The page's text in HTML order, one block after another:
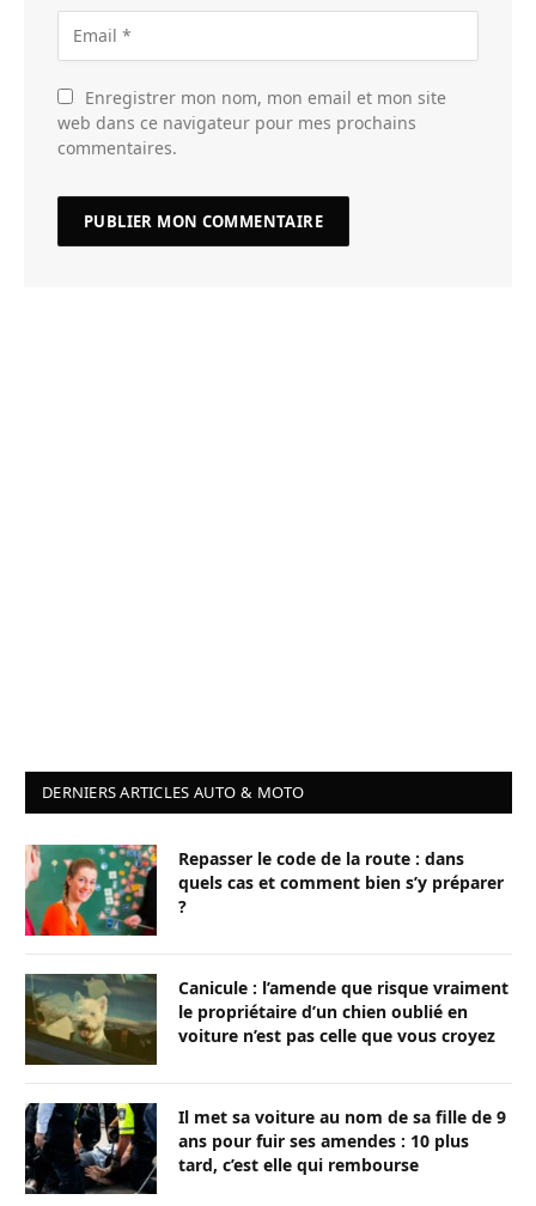
Enregistrer mon nom, mon email et mon site
web dans ce navigateur pour mes prochains
commentaires.
DERNIERS ARTICLES AUTO & MOTO
Repasser le code de la route : dans
quels cas et comment bien s’y préparer
?
Canicule : l’amende que risque vraiment
le propriétaire d’un chien oublié en
voiture n’est pas celle que vous croyez
Il met sa voiture au nom de sa fille de 9
ans pour fuir ses amendes : 10 plus
tard, c’est elle qui rembourse